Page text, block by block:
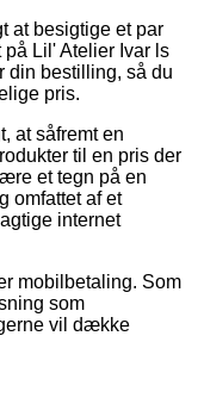
at besigtige et par
Lil' Atelier Ivar ls
din bestilling, så du
pris.
at såfremt en
til en pris der
et tegn på en
omfattet af et
internet
mobilbetaling. Som
som
vil dække